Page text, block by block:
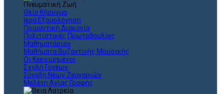
Πνευματική Ζωή
Θείο Κήρυγμα
Ιερά Εξομολόγηση
Ποιμαντική Διακονία
Πολιτιστικές Πρωτοβουλίες
Μαθηματάριον
Μαθήματα Βυζαντινής Μουσικής
Οι Κεκοιμημένοι
Σχολή Γονέων
Σύναξη Νέων Ζευγαριών
Μελέτη Αγίας Γραφής